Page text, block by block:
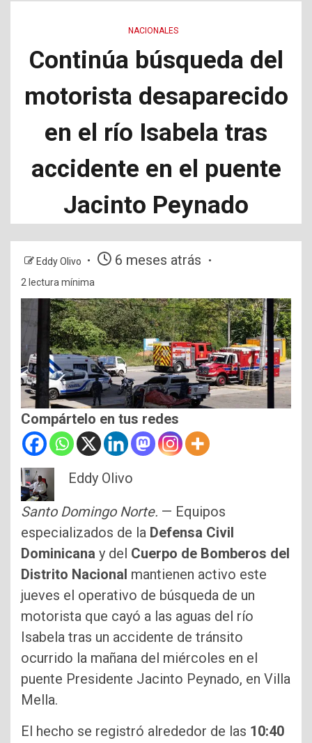
NACIONALES
Continúa búsqueda del
motorista desaparecido
en el río Isabela tras
accidente en el puente
Jacinto Peynado
Eddy Olivo 6 meses atrás
2 lectura mínima
Compártelo en tus redes
Eddy Olivo
Santo Domingo Norte. — Equipos
especializados de la Defensa Civil
Dominicana y del Cuerpo de Bomberos del
Distrito Nacional mantienen activo este
jueves el operativo de búsqueda de un
motorista que cayó a las aguas del río
Isabela tras un accidente de tránsito
ocurrido la mañana del miércoles en el
puente Presidente Jacinto Peynado, en Villa
Mella.
El hecho se registró alrededor de las 10:40